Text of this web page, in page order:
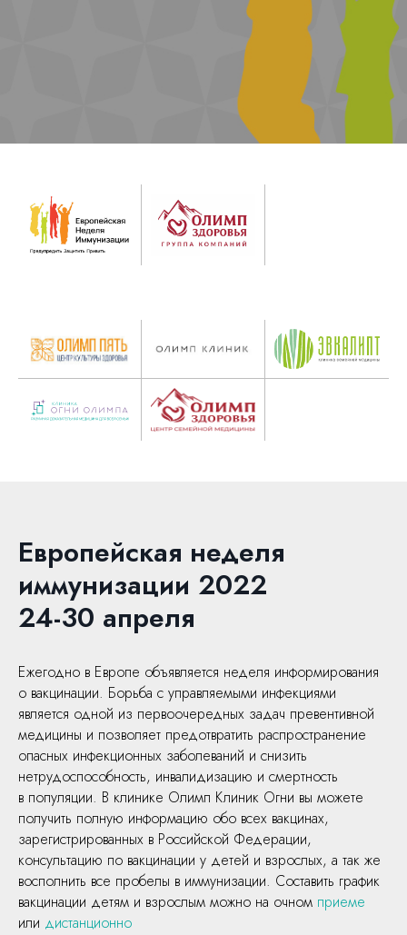
Европейская неделя
иммунизации 2022
24-30 апреля
Ежегодно в Европе объявляется неделя информирования
о вакцинации. Борьба с управляемыми инфекциями
является одной из первоочередных задач превентивной
медицины и позволяет предотвратить распространение
опасных инфекционных заболеваний и снизить
нетрудоспособность, инвалидизацию и смертность
в популяции. В клинике Олимп Клиник Огни вы можете
получить полную информацию обо всех вакцинах,
зарегистрированных в Российской Федерации,
консультацию по вакцинации у детей и взрослых, а так же
восполнить все пробелы в иммунизации. Составить график
вакцинации детям и взрослым можно на очном приеме
или дистанционно